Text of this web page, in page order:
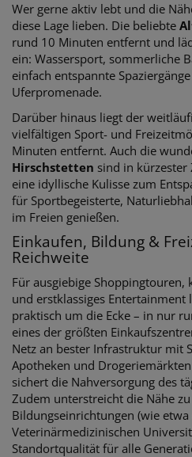
Wer gerne aktiv lebt und die
diese Lage lieben. Die beliebte
rund 10 Minuten entfernt und
ein: Wassersport, sommerliche
einfach entspannte
Uferpromenade.
Darüber hinaus liegt der
vielfältigen Sport- und
Minuten entfernt. Auch die
Hirschstetten sind in
eine idyllische Kulisse zum
für Sportbegeisterte,
im Freien genießen.
Einkaufen, Bildung &
Reichweite
Für ausgiebige Shoppingtouren,
und erstklassiges Entertainment
praktisch um die Ecke – in nur
eines der größten
Netz an bester Infrastruktur mit
Apotheken und
sichert die Nahversorgung des
Zudem unterstreicht die Nähe
Bildungseinrichtungen (wie
Veterinärmedizinischen
Standortqualität für alle